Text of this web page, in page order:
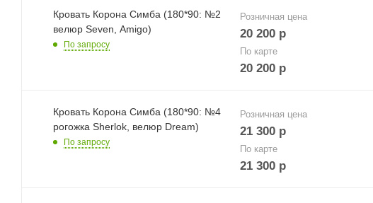
Кровать Корона Симба (180*90: №2
велюр Seven, Amigo)
По запросу
Розничная цена
20 200р
По карте
20 200р
Кровать Корона Симба (180*90: №4
рогожка Sherlok, велюр Dream)
По запросу
Розничная цена
21 300р
По карте
21 300р